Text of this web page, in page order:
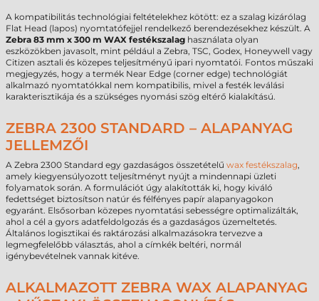
A kompatibilitás technológiai feltételekhez kötött: ez a szalag kizárólag
Flat Head (lapos) nyomtatófejjel rendelkező berendezésekhez készült. A
Zebra 83 mm x 300 m WAX festékszalag használata olyan
eszközökben javasolt, mint például a Zebra, TSC, Godex, Honeywell vagy
Citizen asztali és közepes teljesítményű ipari nyomtatói. Fontos műszaki
megjegyzés, hogy a termék Near Edge (corner edge) technológiát
alkalmazó nyomtatókkal nem kompatibilis, mivel a festék leválási
karakterisztikája és a szükséges nyomási szög eltérő kialakítású.
ZEBRA 2300 STANDARD – ALAPANYAG
JELLEMZŐI
A Zebra 2300 Standard egy gazdaságos összetételű wax festékszalag,
amely kiegyensúlyozott teljesítményt nyújt a mindennapi üzleti
folyamatok során. A formulációt úgy alakították ki, hogy kiváló
fedettséget biztosítson natúr és félfényes papír alapanyagokon
egyaránt. Elsősorban közepes nyomtatási sebességre optimalizálták,
ahol a cél a gyors adatfeldolgozás és a gazdaságos üzemeltetés.
Általános logisztikai és raktározási alkalmazásokra tervezve a
legmegfelelőbb választás, ahol a címkék beltéri, normál
igénybevételnek vannak kitéve.
ALKALMAZOTT ZEBRA WAX ALAPANYAG